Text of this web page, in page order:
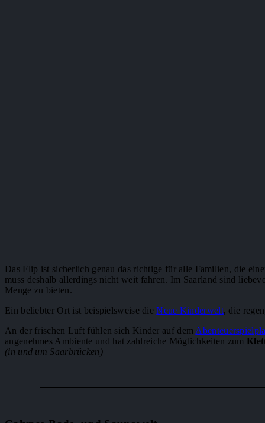
Das Flip ist sicherlich genau das richtige für alle Familien, die
muss deshalb allerdings nicht weit fahren. Im Saarland sind
Menge zu bieten.
Ein beliebter Ort ist beispielsweise dieNeue Kinderwelt, die
An der frischen Luft fühlen sich Kinder auf dem
angenehmes Ambiente und hat zahlreiche Möglichkeiten zum
(in und um Saarbrücken)